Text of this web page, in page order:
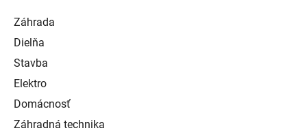
Záhrada
Dielňa
Stavba
Elektro
Domácnosť
Záhradná technika